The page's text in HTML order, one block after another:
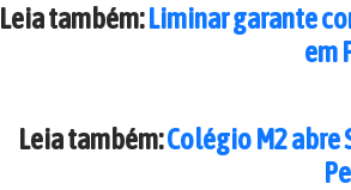
Leia também:Liminar garante
em
Leia também:Colégio M2 abre